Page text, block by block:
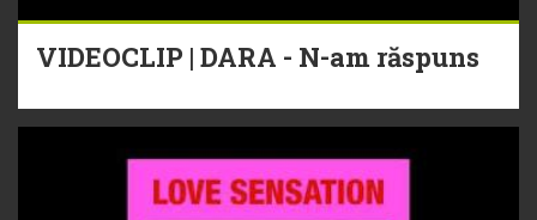
VIDEOCLIP | DARA - N-am răspuns